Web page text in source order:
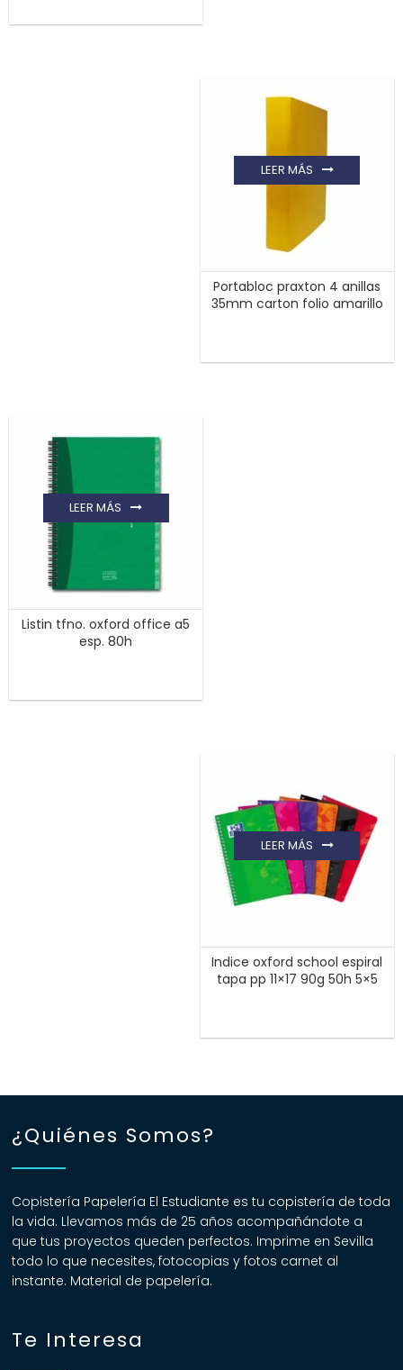
Portabloc praxton 4 anillas
35mm carton folio amarillo
LEER MÁS
Listin tfno. oxford office a5
esp. 80h
LEER MÁS
Indice oxford school espiral
tapa pp 11×17 90g 50h 5×5
LEER MÁS
¿Quiénes Somos?
Copistería Papelería El Estudiante es tu copistería de toda
la vida. Llevamos más de 25 años acompañándote a
que tus proyectos queden perfectos. Imprime en Sevilla
todo lo que necesites, fotocopias y fotos carnet al
instante. Material de papelería.
Te Interesa